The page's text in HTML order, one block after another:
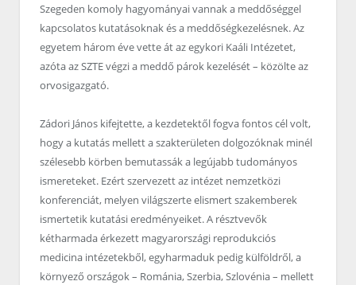
Szegeden komoly hagyományai vannak a meddőséggel
kapcsolatos kutatásoknak és a meddőségkezelésnek. Az
egyetem három éve vette át az egykori Kaáli Intézetet,
azóta az SZTE végzi a meddő párok kezelését – közölte az
orvosigazgató.
Zádori János kifejtette, a kezdetektől fogva fontos cél volt,
hogy a kutatás mellett a szakterületen dolgozóknak minél
szélesebb körben bemutassák a legújabb tudományos
ismereteket. Ezért szervezett az intézet nemzetközi
konferenciát, melyen világszerte elismert szakemberek
ismertetik kutatási eredményeiket. A résztvevők
kétharmada érkezett magyarországi reprodukciós
medicina intézetekből, egyharmaduk pedig külföldről, a
környező országok – Románia, Szerbia, Szlovénia – mellett